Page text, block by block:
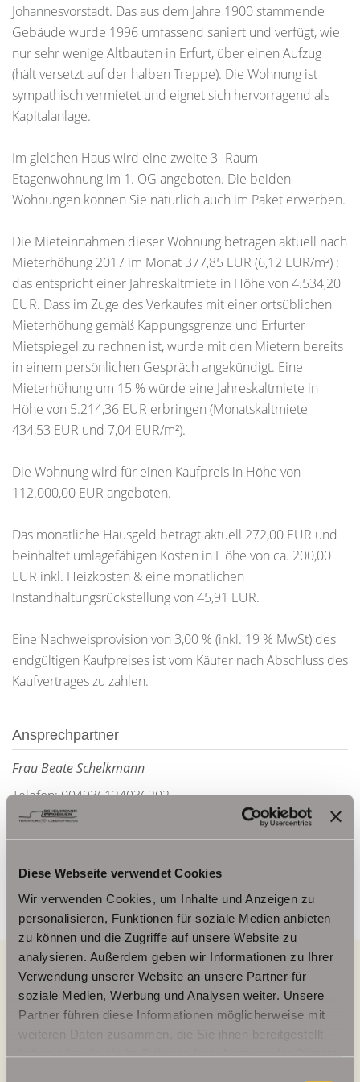
Diese Webseite verwendet Cookies
Wir verwenden Cookies, um Inhalte und Anzeigen zu
personalisieren, Funktionen für soziale Medien anbieten
zu können und die Zugriffe auf unsere Website zu
analysieren. Außerdem geben wir Informationen zu Ihrer
Verwendung unserer Website an unsere Partner für
soziale Medien, Werbung und Analysen weiter. Unsere
Partner führen diese Informationen möglicherweise mit
weiteren Daten zusammen, die Sie ihnen bereitgestellt
haben oder die sie im Rahmen Ihrer Nutzung der Dienste
Johannesvorstadt. Das aus dem Jahre 1900 stammende
Gebäude wurde 1996 umfassend saniert und verfügt, wie
nur sehr wenige Altbauten in Erfurt, über einen Aufzug
(hält versetzt auf der halben Treppe). Die Wohnung ist
sympathisch vermietet und eignet sich hervorragend als
Kapitalanlage.
Im gleichen Haus wird eine zweite 3- Raum-
Etagenwohnung im 1. OG angeboten. Die beiden
Wohnungen können Sie natürlich auch im Paket erwerben.
Die Mieteinnahmen dieser Wohnung betragen aktuell nach
Mieterhöhung 2017 im Monat 377,85 EUR (6,12 EUR/m²) :
das entspricht einer Jahreskaltmiete in Höhe von 4.534,20
EUR. Dass im Zuge des Verkaufes mit einer ortsüblichen
Mieterhöhung gemäß Kappungsgrenze und Erfurter
Mietspiegel zu rechnen ist, wurde mit den Mietern bereits
in einem persönlichen Gespräch angekündigt. Eine
Mieterhöhung um 15 % würde eine Jahreskaltmiete in
Höhe von 5.214,36 EUR erbringen (Monatskaltmiete
434,53 EUR und 7,04 EUR/m²).
Die Wohnung wird für einen Kaufpreis in Höhe von
112.000,00 EUR angeboten.
Das monatliche Hausgeld beträgt aktuell 272,00 EUR und
beinhaltet umlagefähigen Kosten in Höhe von ca. 200,00
EUR inkl. Heizkosten & eine monatlichen
Instandhaltungsrückstellung von 45,91 EUR.
Eine Nachweisprovision von 3,00 % (inkl. 19 % MwSt) des
endgültigen Kaufpreises ist vom Käufer nach Abschluss des
Kaufvertrages zu zahlen.
Ansprechpartner
Frau Beate Schelkmann
Telefon: 004936124036202
Telefax: 004936124026179
Mobil: 00491714769991
Energieausweis (Verbrauchsausweis)